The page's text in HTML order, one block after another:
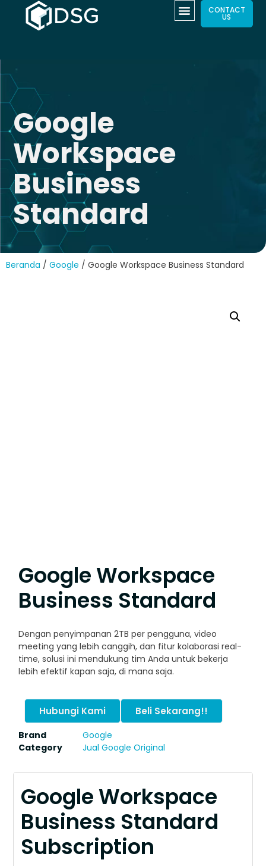
CONTACT
US
Google
Workspace
Business
Standard
Beranda / Google / Google Workspace Business Standard
Google Workspace
Business Standard
Dengan penyimpanan 2TB per pengguna, video
meeting yang lebih canggih, dan fitur kolaborasi real-
time, solusi ini mendukung tim Anda untuk bekerja
lebih efektif kapan saja, di mana saja.
Hubungi Kami Beli Sekarang!!
Brand
Google
Category
Jual Google Original
Google Workspace
Business Standard
Subscription